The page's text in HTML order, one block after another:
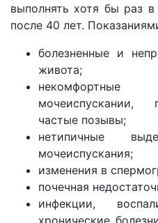
выполнять хотя бы раз
после 40 лет.
болезненные и
живота;
мочеиспускании,
частые позывы;
нетипичные
мочеиспускания;
изменения в
почечная
инфекции,
хронические